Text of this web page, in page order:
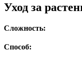
Уход за
Сложность:
Способ: